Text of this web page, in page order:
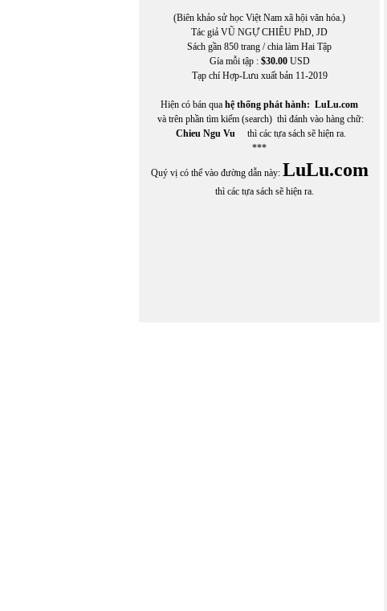
HOÀNG KHỞI PHONG
HOÀNG LIÊN TÂM
HOÀNG MAI ĐẠT
Hoàng Ngọc Nguyên
HOÀNG NGỌC THƯ
HOÀNG THANH HƯƠNG
Hoàng Thị Bích Hà
HOÀNG THI THẢO
Hoàng Thụy Anh
HOÀNG VĂN THUẤN
(Biên khảo sử học Việt Nam xã hội văn hóa.)
Tác giả VŨ NGỰ CHIÊU PhD, JD
Sách gần 850 trang / chia làm Hai Tập
Gía mỗi tập : $30.00USD
Tạp chí Hợp-Lưu xuất bản 11-2019
Hiện có bán qua hệ thống phát hành: LuLu.com
và trên phần tìm kiếm (search) thì đánh vào hàng chữ:
Chieu Ngu Vu thì các tựa sách sẽ hiện ra.
***
Quý vị có thể vào đường dẫn này: LuLu.com
thì các tựa sách sẽ hiện ra.